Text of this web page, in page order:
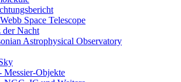
Space Telescope
der Nacht
Astrophysical Observatory
Messier-Objekte